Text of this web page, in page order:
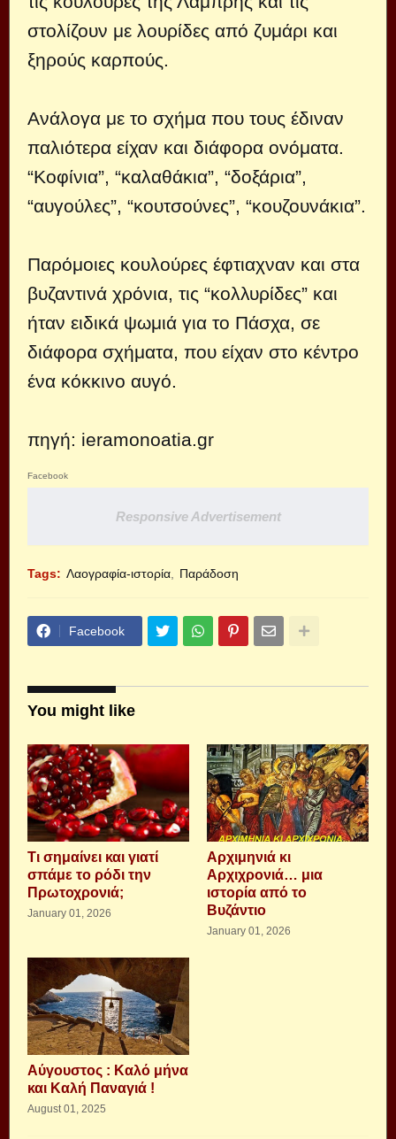
στολίζουν με λουρίδες από ζυμάρι και
ξηρούς καρπούς.
Ανάλογα με το σχήμα που τους έδιναν
παλιότερα είχαν και διάφορα ονόματα.
“Κοφίνια”, “καλαθάκια”, “δοξάρια”,
“αυγούλες”, “κουτσούνες”, “κουζουνάκια”.
Παρόμοιες κουλούρες έφτιαχναν και στα
βυζαντινά χρόνια, τις “κολλυρίδες” και
ήταν ειδικά ψωμιά για το Πάσχα, σε
διάφορα σχήματα, που είχαν στο κέντρο
ένα κόκκινο αυγό.
πηγή: ieramonoatia.gr
Facebook
Responsive Advertisement
Tags: Λαογραφία-ιστορία Παράδοση
Facebook
You might like
Τι σημαίνει και γιατί
σπάμε το ρόδι την
Πρωτοχρονιά;
January 01, 2026
Αρχιμηνιά κι
Αρχιχρονιά… μια
ιστορία από το
Βυζάντιο
January 01, 2026
Αύγουστος : Καλό μήνα
και Καλή Παναγιά !
August 01, 2025